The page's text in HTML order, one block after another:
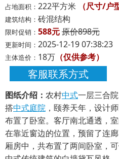
占地面积： 222平方米 （尺寸/户
建筑结构： 砖混结构
限时促销： 588元原价898元
更新时间： 2025-12-19 07:38:23
主体造价： 18万 （仅供参考）
客服联系方式
图纸介绍： 农村中式一层三合
搭中式庭院 ，颐养天年，设计
布置了卧室。客厅南北通透，
在靠近窗边的位置，预留了连
厢房中，共布置了两间卧室，